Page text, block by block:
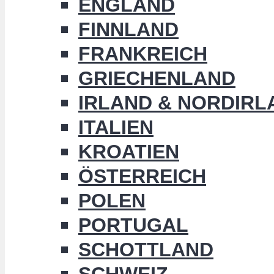
ENGLAND
FINNLAND
FRANKREICH
GRIECHENLAND
IRLAND &
ITALIEN
KROATIEN
ÖSTERREICH
POLEN
PORTUGAL
SCHOTTLAND